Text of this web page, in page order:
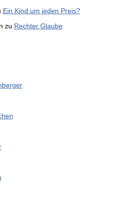
Ein Kind um jeden Preis?
zu Rechter Glaube